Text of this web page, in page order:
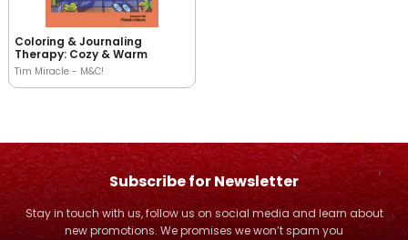
Coloring & Journaling
Therapy: Cozy & Warm
Tim Miracle - M&C!
Subscribe for Newsletter
Stay in touch with us, follow us on social media and learn about
new promotions. We promises we won’t spam you